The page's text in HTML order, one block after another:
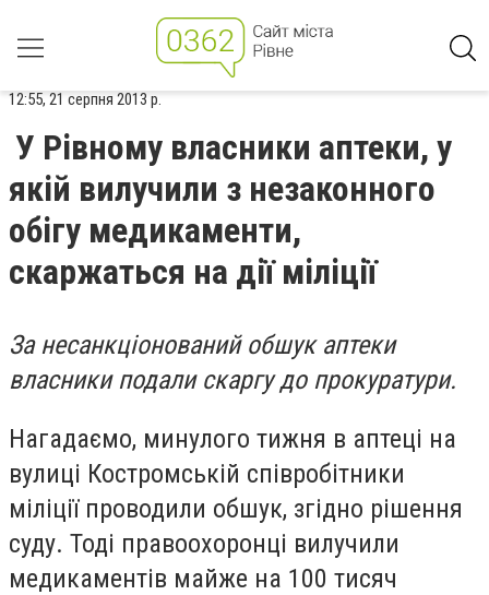
12:55, 21 серпня 2013 р.
У Рівному власники аптеки, у
якій вилучили з незаконного
обігу медикаменти,
скаржаться на дії міліції
За несанкціонований обшук аптеки
власники подали скаргу до прокуратури.
Нагадаємо, минулого тижня в аптеці на
вулиці Костромській співробітники
міліції проводили обшук, згідно рішення
суду. Тоді правоохоронці вилучили
медикаментів майже на 100 тисяч